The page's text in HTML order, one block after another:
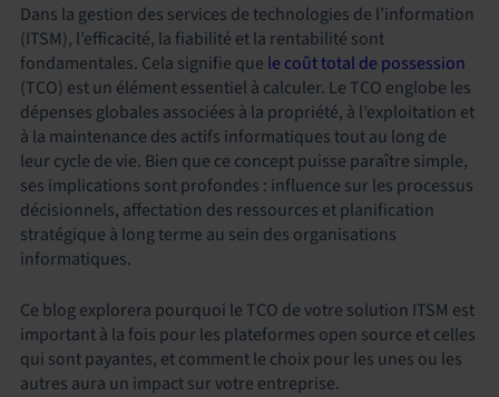
Dans la gestion des services de technologies de l’information
(ITSM), l’efficacité, la fiabilité et la rentabilité sont
fondamentales. Cela signifie que le coût total de possession
(TCO) est un élément essentiel à calculer. Le TCO englobe les
dépenses globales associées à la propriété, à l’exploitation et
à la maintenance des actifs informatiques tout au long de
leur cycle de vie. Bien que ce concept puisse paraître simple,
ses implications sont profondes : influence sur les processus
décisionnels, affectation des ressources et planification
stratégique à long terme au sein des organisations
informatiques.
Ce blog explorera pourquoi le TCO de votre solution ITSM est
important à la fois pour les plateformes open source et celles
qui sont payantes, et comment le choix pour les unes ou les
autres aura un impact sur votre entreprise.